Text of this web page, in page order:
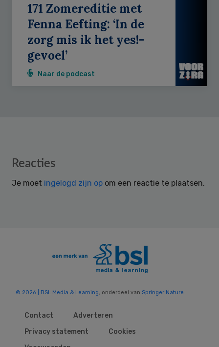
171 Zomereditie met
Fenna Eefting: ‘In de
zorg mis ik het yes!-
gevoel’
Naar de podcast
Reader
Reacties
Je moet ingelogd zijn op om een reactie te plaatsen.
© 2026 | BSL Media & Learning, onderdeel van Springer Nature
Contact
Adverteren
Privacy statement
Cookies